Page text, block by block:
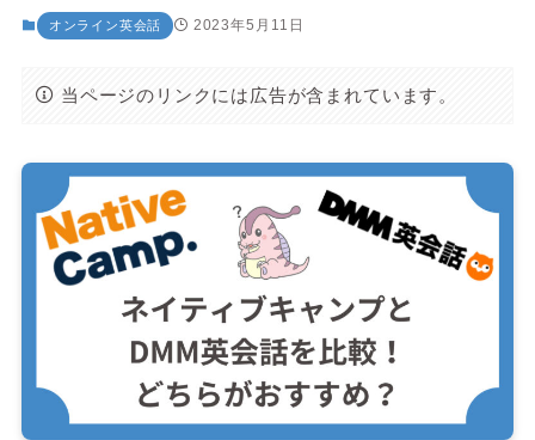
オンライン英会話 2023年5月11日
当ページのリンクには広告が含まれています。